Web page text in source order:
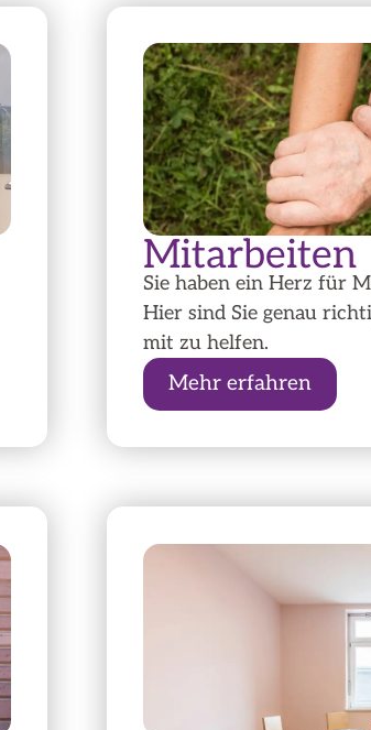
Mitarbeiten
Sie haben ein Herz für
Hier sind Sie genau
mit zu helfen.
Mehr erfahren